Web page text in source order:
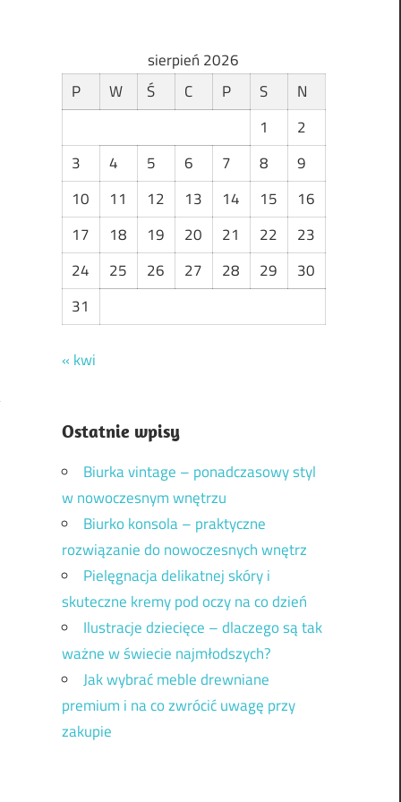
sierpień 2026
P
W Ś C P S
N
1
2
3
4 5 6 7 8
9
10
11 12 13 14 15
16
17
18 19 20 21 22
23
24
25 26 27 28 29
30
31
« kwi
Ostatnie wpisy
Biurka vintage – ponadczasowy styl
w nowoczesnym wnętrzu
Biurko konsola – praktyczne
rozwiązanie do nowoczesnych wnętrz
Pielęgnacja delikatnej skóry i
skuteczne kremy pod oczy na co dzień
Ilustracje dziecięce – dlaczego są tak
ważne w świecie najmłodszych?
Jak wybrać meble drewniane
premium i na co zwrócić uwagę przy
zakupie